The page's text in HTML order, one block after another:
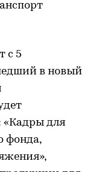
с 5
в новый
«Кадры для
фонда,